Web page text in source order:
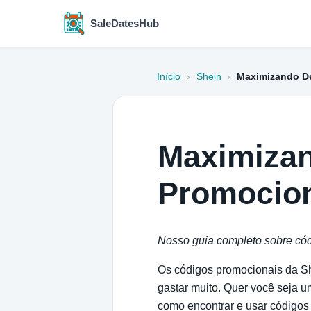
SaleDatesHub
Início › Shein › Maximizando
Nosso guia completo sobre
Os códigos promocionais da
gastar muito. Quer você seja
como encontrar e usar